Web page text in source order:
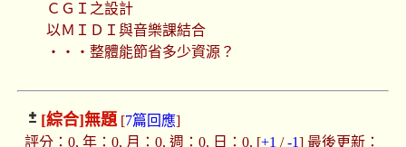
ＣＧＩ之設計
以ＭＩＤＩ與音樂課結合
・・・整體能節省多少資源？
[綜合]無題[7篇回應]
評分：0, 年：0, 月：0, 週：0, 日：0, [+1 /-1] 最後更新：